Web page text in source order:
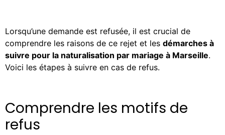
Lorsqu’une demande est refusée, il est crucial de
comprendre les raisons de ce rejet et les démarches à
suivre pour la naturalisation par mariage à Marseille.
Voici les étapes à suivre en cas de refus.
Comprendre les motifs de
refus